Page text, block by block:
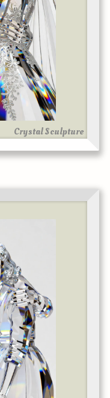
Crystal Sculpture